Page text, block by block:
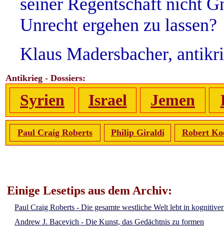
seiner Regentschaft nicht
Unrecht ergehen zu lassen?
Klaus Madersbacher,
Antikrieg - Dossiers:
Syrien Israel Jemen
Paul Craig Roberts Philip Giraldi Robert
Einige Lesetips aus dem Archiv:
Paul Craig Roberts - Die gesamte westliche Welt lebt in
Andrew J. Bacevich - Die Kunst, das Gedächtnis zu formen